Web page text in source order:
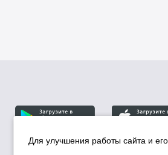
Для улучшения работы сайта и